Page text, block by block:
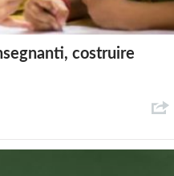
costruire